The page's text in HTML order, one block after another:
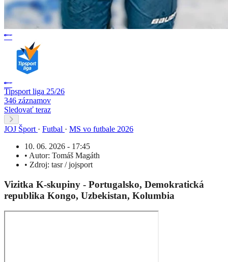
Tipsport liga 25/26
346 záznamov
Sledovať teraz
JOJ Šport · Futbal · MS vo futbale 2026
10. 06. 2026 - 17:45
• Autor: Tomáš Magáth
• Zdroj: tasr / jojsport
Vizitka K-skupiny - Portugalsko, Demokratická
republika Kongo, Uzbekistan, Kolumbia